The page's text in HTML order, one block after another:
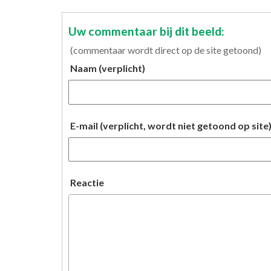
Uw commentaar bij dit beeld:
(commentaar wordt direct op de site getoond)
Naam (verplicht)
E-mail (verplicht, wordt niet getoond op site)
Reactie